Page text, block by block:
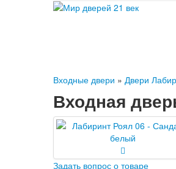
Входные двери » Двери
Входная
Задать вопрос о товаре